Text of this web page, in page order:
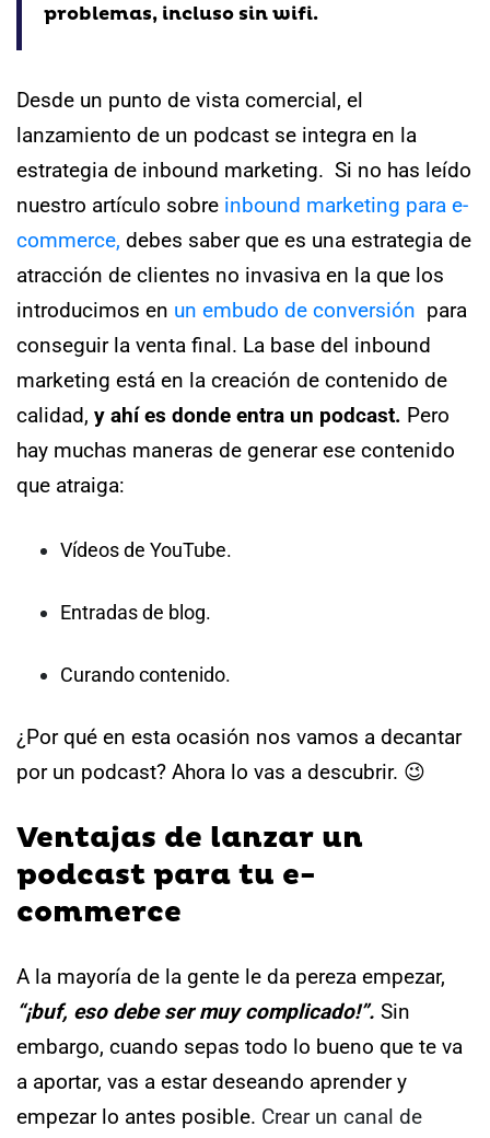
problemas, incluso sin wifi.
Desde un punto de vista comercial, el
lanzamiento de un podcast se integra en la
estrategia de inbound marketing. Si no has leído
nuestro artículo sobre inbound marketing para e-
commerce, debes saber que es una estrategia de
atracción de clientes no invasiva en la que los
introducimos en un embudo de conversión para
conseguir la venta final. La base del inbound
marketing está en la creación de contenido de
calidad, y ahí es donde entra un podcast. Pero
hay muchas maneras de generar ese contenido
que atraiga:
Vídeos de YouTube.
Entradas de blog.
Curando contenido.
¿Por qué en esta ocasión nos vamos a decantar
por un podcast? Ahora lo vas a descubrir. 😉
Ventajas de lanzar un
podcast para tu e-
commerce
A la mayoría de la gente le da pereza empezar,
“¡buf, eso debe ser muy complicado!”. Sin
embargo, cuando sepas todo lo bueno que te va
a aportar, vas a estar deseando aprender y
empezar lo antes posible. Crear un canal de